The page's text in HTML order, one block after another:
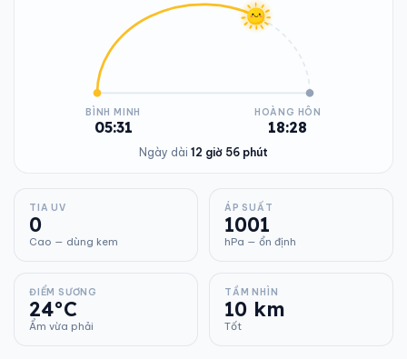
BÌNH MINH
05:31
HOÀNG HÔN
18:28
Ngày dài 12 giờ 56 phút
TIA UV
0
Cao — dùng kem
ÁP SUẤT
1001
hPa — ổn định
ĐIỂM SƯƠNG
24°C
Ẩm vừa phải
TẦM NHÌN
10 km
Tốt